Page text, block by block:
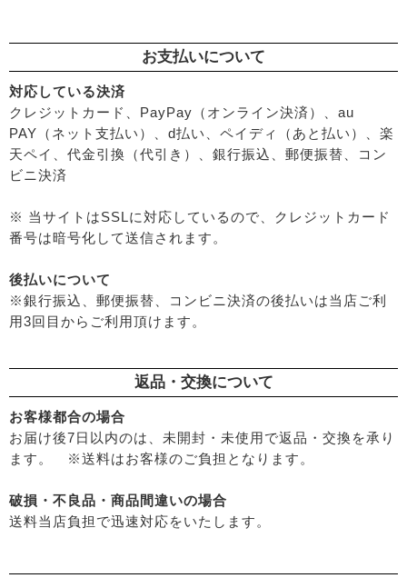
お支払いについて
対応している決済
クレジットカード、PayPay（オンライン決済）、au
PAY（ネット支払い）、d払い、ペイディ（あと払い）、楽
天ペイ、代金引換（代引き）、銀行振込、郵便振替、コン
ビニ決済
※ 当サイトはSSLに対応しているので、クレジットカード
番号は暗号化して送信されます。
後払いについて
※銀行振込、郵便振替、コンビニ決済の後払いは当店ご利
用3回目からご利用頂けます。
返品・交換について
お客様都合の場合
お届け後7日以内のは、未開封・未使用で返品・交換を承り
ます。 ※送料はお客様のご負担となります。
破損・不良品・商品間違いの場合
送料当店負担で迅速対応をいたします。